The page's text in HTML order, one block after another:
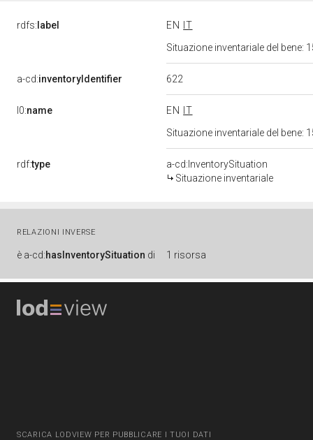
rdfs: label EN
IT
Situazione inventariale del bene:
a-cd:inventoryIdentifier 622
l0:name EN
IT
Situazione inventariale del bene:
rdf:type
a-cd:InventorySituation
Situazione inventariale
RELAZIONI INVERSE
è a-cd:hasInventorySituation di 1 risorsa
SCARICA LODVIEW PER PUBBLICARE I TUOI DATI